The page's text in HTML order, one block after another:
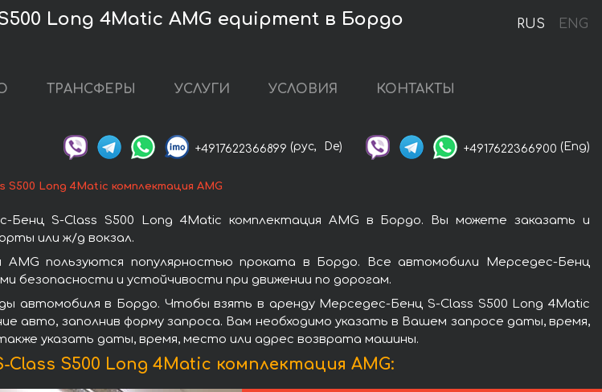
RUS ENG
Long 4Matic AMG equipment в Бордо
ТРАНСФЕРЫ УСЛУГИ УСЛОВИЯ КОНТАКТЫ
+4917622366899 (рус, De) +4917622366900 (Eng)
Long 4Matic комплектация AMG
S-Class S500 Long 4Matic комплектация AMG в Бордо. Вы можете заказать и
или ж/д вокзал.
пользуются популярностью проката в Бордо. Все автомобили Мерседес-Бенц
безопасности и устойчивости при движении по дорогам.
автомобиля в Бордо. Чтобы взять в аренду Мерседес-Бенц S-Class S500 Long 4Matic
авто, заполнив форму запроса. Вам необходимо указать в Вашем запросе даты, время,
указать даты, время, место или адрес возврата машины.
S500 Long 4Matic комплектация AMG: